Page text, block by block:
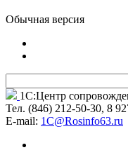
Обычная версия
1С:Центр
Тел. (846) 212-50-30, 8
Е-mail: 1C@Rosinfo63.ru